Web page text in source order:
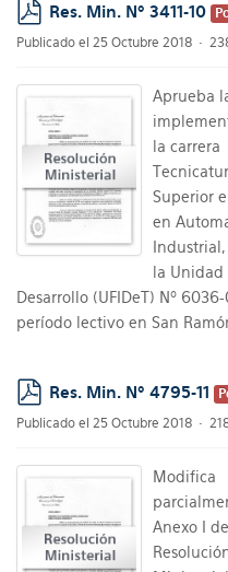
pdf
Res. Min. Nº 3411-10
Publicado el 25 Octubre 2018
Aprueba
la carrera
Superior
en
Industrial,
la Unidad
Desarrollo (UFIDeT) Nº
período lectivo en San
pdf
Res. Min. Nº 4795-11
Publicado el 25 Octubre 2018
Modifica
Anexo I